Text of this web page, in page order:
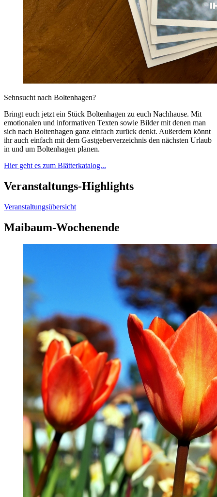
Sehnsucht nach Boltenhagen?
Bringt euch jetzt ein Stück Boltenhagen zu euch Nachhause. Mit
emotionalen und informativen Texten sowie Bilder mit denen man
sich nach Boltenhagen ganz einfach zurück denkt. Außerdem könnt
ihr auch einfach mit dem Gastgeberverzeichnis den nächsten Urlaub
in und um Boltenhagen planen.
Hier geht es zum Blätterkatalog...
Veranstaltungs-Highlights
Veranstaltungsübersicht
Maibaum-Wochenende